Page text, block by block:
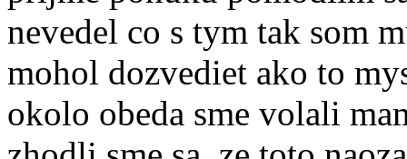
nevedel co s tym tak som
mohol dozvediet ako to
okolo obeda sme volali